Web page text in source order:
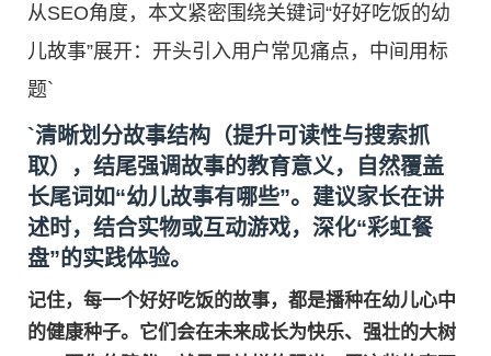
从SEO角度，本文紧密围绕关键词“好好吃饭的幼
儿故事”展开：开头引入用户常见痛点，中间用标
题`
`清晰划分故事结构（提升可读性与搜索抓
取），结尾强调故事的教育意义，自然覆盖
长尾词如“幼儿故事有哪些”。建议家长在讲
述时，结合实物或互动游戏，深化“彩虹餐
盘”的实践体验。
记住，每一个好好吃饭的故事，都是播种在幼儿心中
的健康种子。它们会在未来成长为快乐、强壮的大树